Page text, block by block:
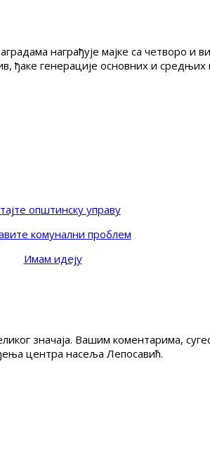
награђује мајке са четворо и
ђаке генерације основних и
општинску управу
комунални проблем
Имам идеју
значаја. Вашим коментарима,
центра насеља Лепосавић.